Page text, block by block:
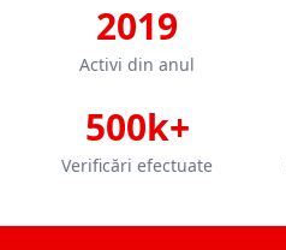
2019
Activi din anul
500k+
Verificări efectuate